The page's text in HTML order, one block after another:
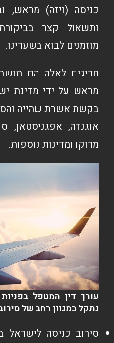
כניסה (ויזה) מראש,
ותשאול קצר
מוזמנים לבוא בשערינו.
חריגים לאלה הם
מראש על ידי מדינת
בקשת אשרת שהייה
אוגנדה, אפגניסטאן,
מרוקו ומדינות נוספות.
עורך דין המטפל
נתקל במגוון רחב של
סירוב כניסה לישראל